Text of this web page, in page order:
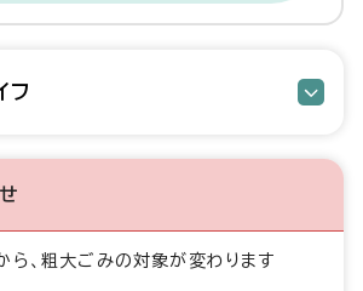
フ
、粗大ごみの対象が変わります